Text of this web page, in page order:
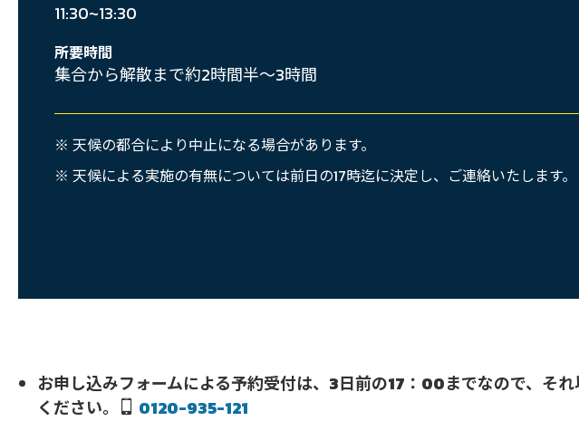
11:30~13:30
所要時間
集合から解散まで約2時間半～3時間
※ 天候の都合により中止になる場合があります。
※ 天候による実施の有無については前日の17時迄に決定し、ご連絡いたします。
お申し込みフォームによる予約受付は、3日前の17：00までなので、そ
ください。
0120-935-121